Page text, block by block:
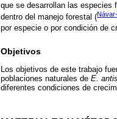
que se desarrollan las especies
dentro del manejo forestal (
por especie o por condición de
Objetivos
Los objetivos de este trabajo
poblaciones naturales de E.
diferentes condiciones de